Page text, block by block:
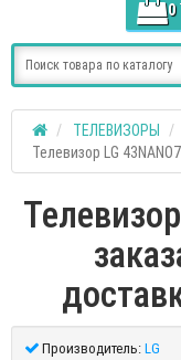
0
ТЕЛЕВИЗОРЫ
Телевизор LG
Производитель: LG